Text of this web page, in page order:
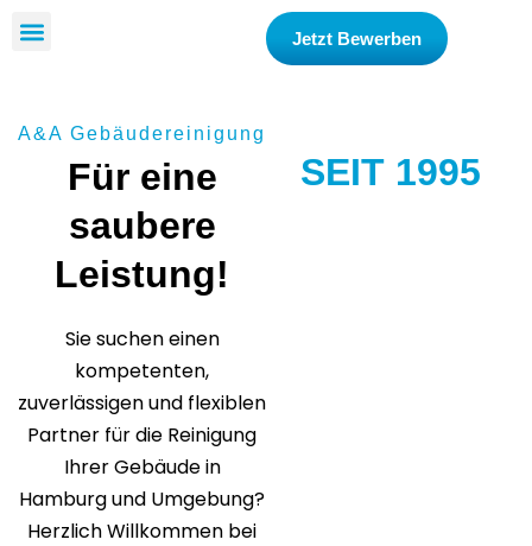
Jetzt Bewerben
A&A Gebäudereinigung
Für eine
saubere
Leistung!
Sie suchen einen
kompetenten,
zuverlässigen und flexiblen
Partner für die Reinigung
Ihrer Gebäude in
Hamburg und Umgebung?
Herzlich Willkommen bei
SEIT 1995